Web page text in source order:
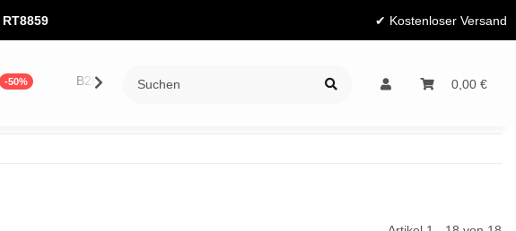
RT8859 ✔ Kostenloser Versand
0,00 €
B2B Ratgeber